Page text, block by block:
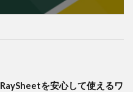
RaySheetを安心して使えるワ